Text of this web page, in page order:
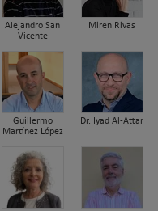
Alejandro San
Vicente
Miren Rivas
Guillermo
Martínez López
Dr. Iyad Al-Attar